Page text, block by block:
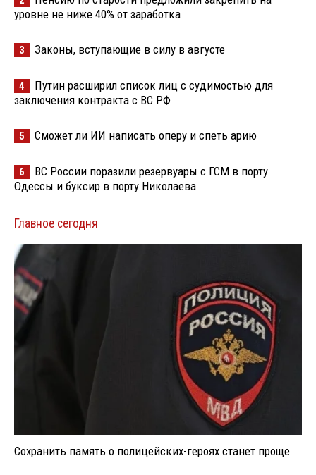
уровне не ниже 40% от заработка
3 Законы, вступающие в силу в августе
4
Путин расширил список лиц с судимостью для
заключения контракта с ВС РФ
5 Сможет ли ИИ написать оперу и спеть арию
6
ВС России поразили резервуары с ГСМ в порту
Одессы и буксир в порту Николаева
Главное сегодня
Сохранить память о полицейских-героях станет проще